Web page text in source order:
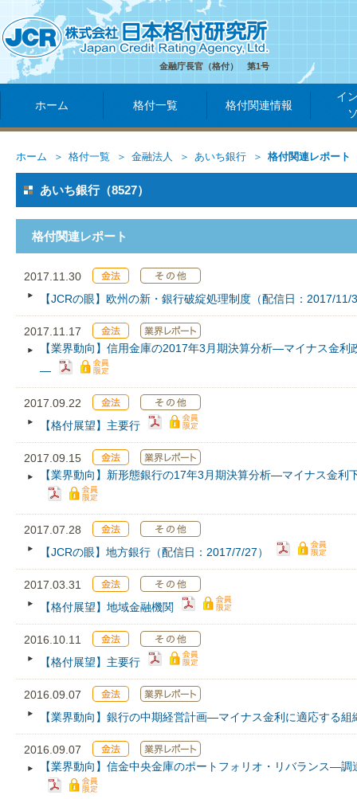
金融庁長官（格付） 第1号
ホーム 格付一覧 格付関連情報
イ
ホーム 格付一覧 金融法人 あいち銀行 格付関連レポート
あいち銀行（8527）
格付関連レポート
2017.11.30
【JCRの眼】欧州の新・銀行破綻処理制度（配信日：2017/11/
2017.11.17
【業界動向】信用金庫の2017年3月期決算分析―マイナス金
―
2017.09.22
【格付展望】主要行
2017.09.15
【業界動向】新形態銀行の17年3月期決算分析―マイナス金
2017.07.28
【JCRの眼】地方銀行（配信日：2017/7/27）
2017.03.31
【格付展望】地域金融機関
2016.10.11
【格付展望】主要行
2016.09.07
【業界動向】銀行の中期経営計画―マイナス金利に適応する
2016.09.07
【業界動向】信金中央金庫のポートフォリオ・リバランス―